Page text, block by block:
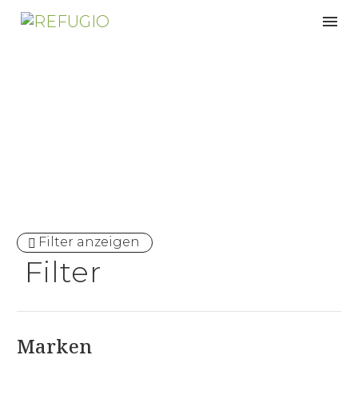
Filter anzeigen
Filter
Marken